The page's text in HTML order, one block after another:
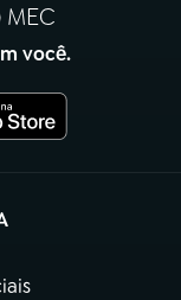
você.
aba)